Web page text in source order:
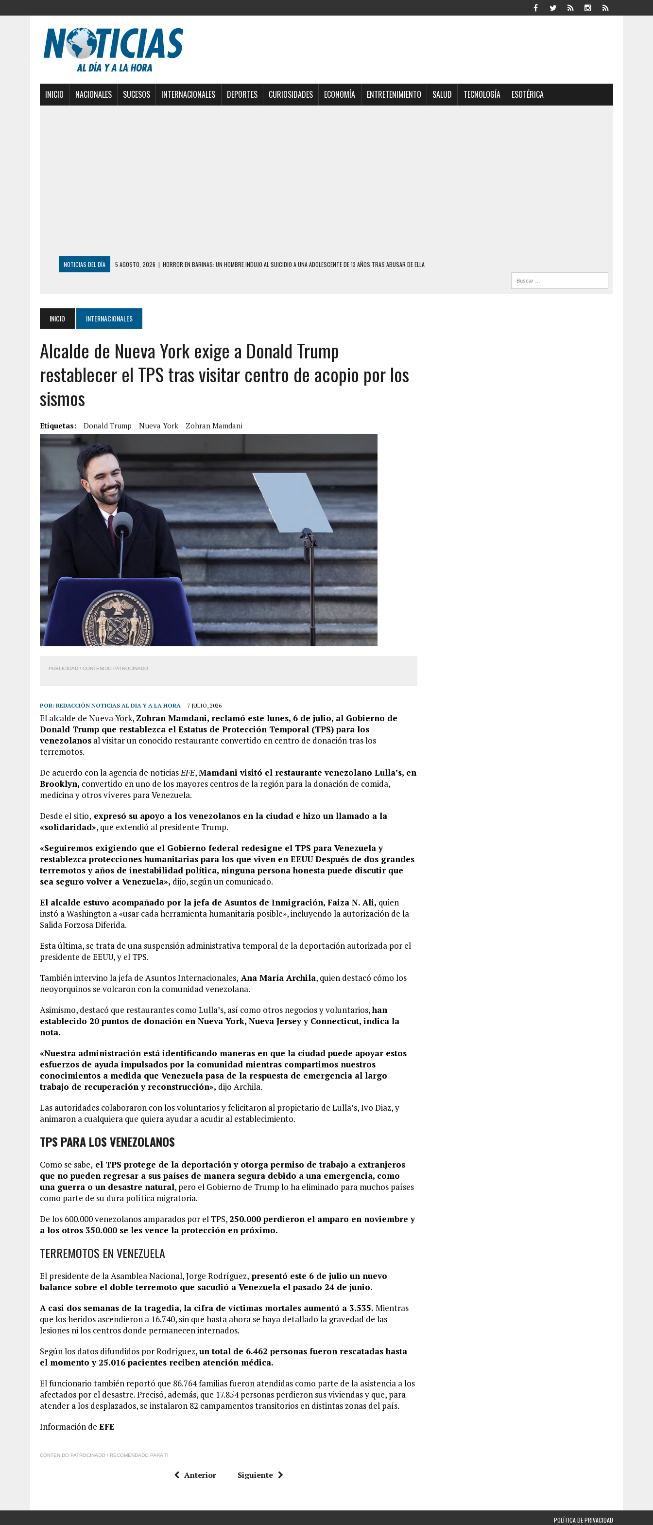
INICIO NACIONALES SUCESOS INTERNACIONALES DEPORTES CURIOSIDADES ECONOMÍA ENTRETENIMIENTO SALUD TECNOLOGÍA ESOTÉRICA
NOTICIAS DEL DÍA 5 AGOSTO, 2026 | HORROR EN BARINAS: UN HOMBRE INDUJO AL SUICIDIO A UNA ADOLESCENTE DE 13 AÑOS TRAS ABUSAR DE ELLA
2 AGOSTO, 2026 | AYUDABA A PERSONAS EN SITUACIÓN DE CALLE Y MURIÓ A MANOS DE VARIOS DE ELLOS EN MATURÍN
2 AGOSTO, 2026
COLAPSÓ TECHO DE UNA VIVIENDA EN EL CENTRO DE CARACAS CON MÁS DE 20 PERSONAS ADENTRO
2 AGOSTO, 2026 |
FALCÓN: MUJER ATACÓ CON UN CUCHILLO A SUS HIJOS, UNO PERDIÓ LA VIDA
6 AGOSTO, 2026 |
MISTERIOSA MUERTE DE MODELO EN MONAGAS: HALLARON EL CUERPO DENTRO DE SU CASA
6 AGOSTO, 2026
5 AGOSTO, 2026 | PRESUNTO BROTE PSICÓTICO POR FALTA DE TRATAMIENTO DESENCADENÓ TRAGEDIA FAMILIAR
INICIO INTERNACIONALES
Alcalde de Nueva York exige a Donald Trump
restablecer el TPS tras visitar centro de acopio por los
sismos
Etiquetas: Donald Trump Nueva York Zohran Mamdani
PUBLICIDAD / CONTENIDO PATROCINADO
POR: REDACCIÓN NOTICIAS AL DIA Y A LA HORA 7 JULIO, 2026
El alcalde de Nueva York, Zohran Mamdani, reclamó este lunes, 6 de julio, al Gobierno de
Donald Trump que restablezca el Estatus de Protección Temporal (TPS) para los
venezolanos al visitar un conocido restaurante convertido en centro de donación tras los
terremotos.
De acuerdo con la agencia de noticiasEFE,Mamdani visitó el restaurante venezolano Lulla’s, en
Brooklyn, convertido en uno de los mayores centros de la región para la donación de comida,
medicina y otros víveres para Venezuela.
Desde el sitio, expresó su apoyo a los venezolanos en la ciudad e hizo un llamado a la
«solidaridad», que extendió al presidente Trump.
«Seguiremos exigiendo que el Gobierno federal redesigne el TPS para Venezuela y
restablezca protecciones humanitarias para los que viven en EEUU Después de dos grandes
terremotos y años de inestabilidad política, ninguna persona honesta puede discutir que
sea seguro volver a Venezuela», dijo, según un comunicado.
El alcalde estuvo acompañado por la jefa de Asuntos de Inmigración, Faiza N. Ali, quien
instó a Washington a «usar cada herramienta humanitaria posible», incluyendo la autorización de la
Salida Forzosa Diferida.
Esta última, se trata de una suspensión administrativa temporal de la deportación autorizada por el
presidente de EEUU, y el TPS.
También intervino la jefa de Asuntos Internacionales, Ana María Archila, quien destacó cómo los
neoyorquinos se volcaron con la comunidad venezolana.
Asimismo, destacó que restaurantes como Lulla’s, así como otros negocios y voluntarios,han
establecido 20 puntos de donación en Nueva York, Nueva Jersey y Connecticut, indica la
nota.
«Nuestra administración está identificando maneras en que la ciudad puede apoyar estos
esfuerzos de ayuda impulsados por la comunidad mientras compartimos nuestros
conocimientos a medida que Venezuela pasa de la respuesta de emergencia al largo
trabajo de recuperación y reconstrucción», dijo Archila.
Las autoridades colaboraron con los voluntarios y felicitaron al propietario de Lulla’s, Ivo Diaz, y
animaron a cualquiera que quiera ayudar a acudir al establecimiento.
TPS PARA LOS VENEZOLANOS
Como se sabe, el TPS protege de la deportación y otorga permiso de trabajo a extranjeros
que no pueden regresar a sus países de manera segura debido a una emergencia, como
una guerra o un desastre natural, pero el Gobierno de Trump lo ha eliminado para muchos países
como parte de su dura política migratoria.
De los 600.000 venezolanos amparados por el TPS, 250.000 perdieron el amparo en noviembre y
a los otros 350.000 se les vence la protección en próximo.
TERREMOTOS EN VENEZUELA
El presidente de la Asamblea Nacional, Jorge Rodríguez, presentó este 6 de julio un nuevo
balance sobre el doble terremoto que sacudió a Venezuela el pasado 24 de junio.
A casi dos semanas de la tragedia, la cifra de víctimas mortales aumentó a 3.535. Mientras
que los heridos ascendieron a 16.740, sin que hasta ahora se haya detallado la gravedad de las
lesiones ni los centros donde permanecen internados.
Según los datos difundidos por Rodríguez,un total de 6.462 personas fueron rescatadas hasta
el momento y 25.016 pacientes reciben atención médica.
El funcionario también reportó que 86.764 familias fueron atendidas como parte de la asistencia a los
afectados por el desastre. Precisó, además, que 17.854 personas perdieron sus viviendas y que, para
atender a los desplazados, se instalaron 82 campamentos transitorios en distintas zonas del país.
Información de EFE
CONTENIDO PATROCINADO / RECOMENDADO PARA TI
Anterior Siguiente
POLÍTICA DE PRIVACIDAD